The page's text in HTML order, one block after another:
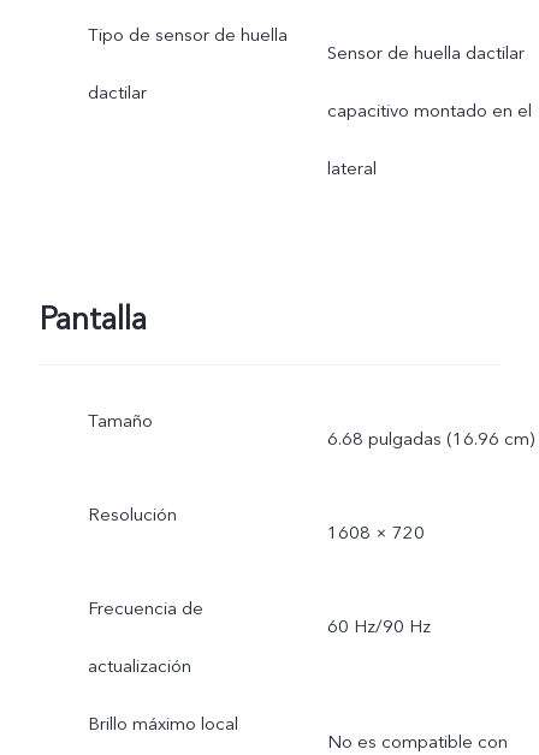
Tipo de sensor de huella
dactilar
Sensor de huella dactilar
capacitivo montado en el
lateral
Pantalla
Tamaño
6.68 pulgadas (16.96 cm)
Resolución
1608 × 720
Frecuencia de
actualización
60 Hz/90 Hz
Brillo máximo local
No es compatible con